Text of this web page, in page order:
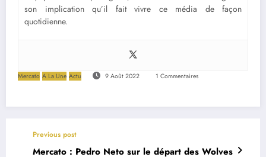
son implication qu’il fait vivre ce média de façon
quotidienne.
Mercato A La Une Actu 9 Août 2022 1 Commentaires
Previous post
Mercato : Pedro Neto sur le départ des Wolves